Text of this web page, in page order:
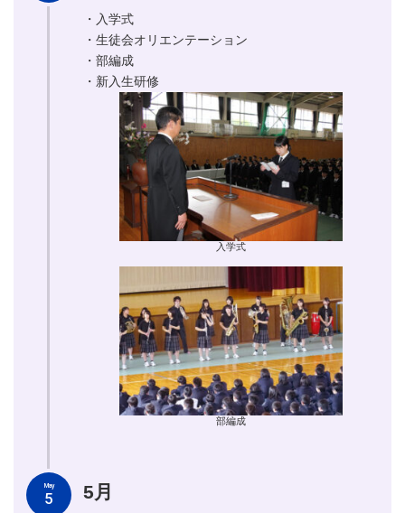
・入学式
・生徒会オリエンテーション
・部編成
・新入生研修
入学式
部編成
5月
May
5